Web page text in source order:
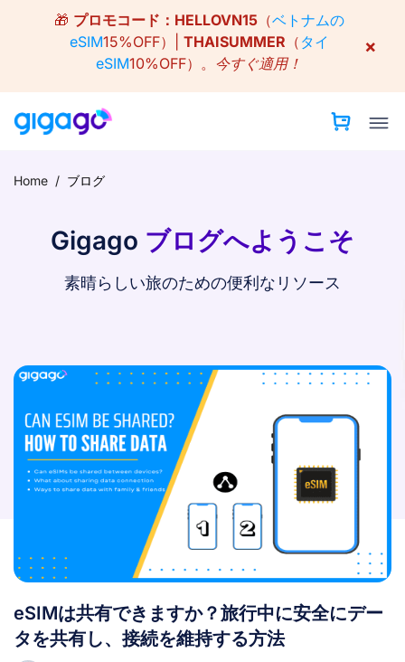
🎁 プロモコード： HELLOVN15（ベトナムの
eSIM15%OFF）| THAISUMMER （ タイ
eSIM10%OFF）。 今すぐ適用！
×
Home / ブログ
Gigago ブログへようこそ
素晴らしい旅のための便利なリソース
eSIMは共有できますか？旅行中に安全にデー
タを共有し、接続を維持する方法